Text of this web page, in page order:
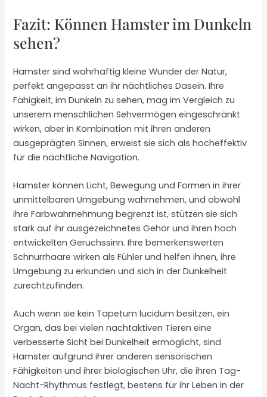
Fazit: Können Hamster im Dunkeln
sehen?
Hamster sind wahrhaftig kleine Wunder der Natur,
perfekt angepasst an ihr nächtliches Dasein. Ihre
Fähigkeit, im Dunkeln zu sehen, mag im Vergleich zu
unserem menschlichen Sehvermögen eingeschränkt
wirken, aber in Kombination mit ihren anderen
ausgeprägten Sinnen, erweist sie sich als hocheffektiv
für die nächtliche Navigation.
Hamster können Licht, Bewegung und Formen in ihrer
unmittelbaren Umgebung wahrnehmen, und obwohl
ihre Farbwahrnehmung begrenzt ist, stützen sie sich
stark auf ihr ausgezeichnetes Gehör und ihren hoch
entwickelten Geruchssinn. Ihre bemerkenswerten
Schnurrhaare wirken als Fühler und helfen ihnen, ihre
Umgebung zu erkunden und sich in der Dunkelheit
zurechtzufinden.
Auch wenn sie kein Tapetum lucidum besitzen, ein
Organ, das bei vielen nachtaktiven Tieren eine
verbesserte Sicht bei Dunkelheit ermöglicht, sind
Hamster aufgrund ihrer anderen sensorischen
Fähigkeiten und ihrer biologischen Uhr, die ihren Tag-
Nacht-Rhythmus festlegt, bestens für ihr Leben in der